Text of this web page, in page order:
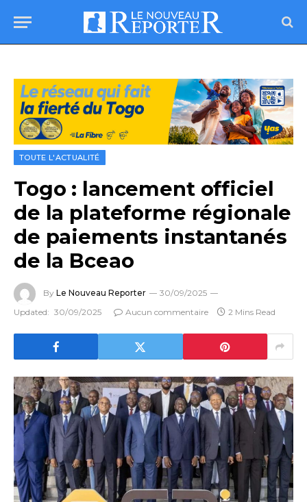
TOUTE L'ACTUALITÉ
Togo : lancement officiel
de la plateforme régionale
de paiements instantanés
de la Bceao
By Le Nouveau Reporter
30/09/2025
Updated: 30/09/2025 Aucun commentaire 2 Mins Read